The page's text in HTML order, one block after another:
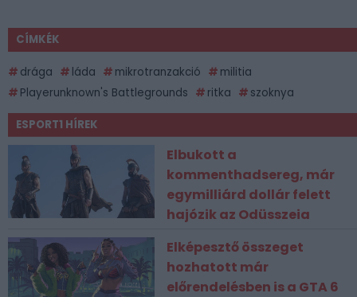
CÍMKÉK
drága láda mikrotranzakció
militia
Playerunknown's Battlegrounds
ritka szoknya
ESPORT1 HÍREK
Elbukott a
kommenthadsereg, már
egymilliárd dollár felett
hajózik az Odüsszeia
Elképesztő összeget
hozhatott már
előrendelésben is a GTA 6